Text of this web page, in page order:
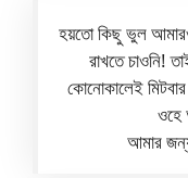
হয়তো কিছু ভুল আমারও
রাখতে চাওনি!
কোনোকালেই
ওহে
আমার